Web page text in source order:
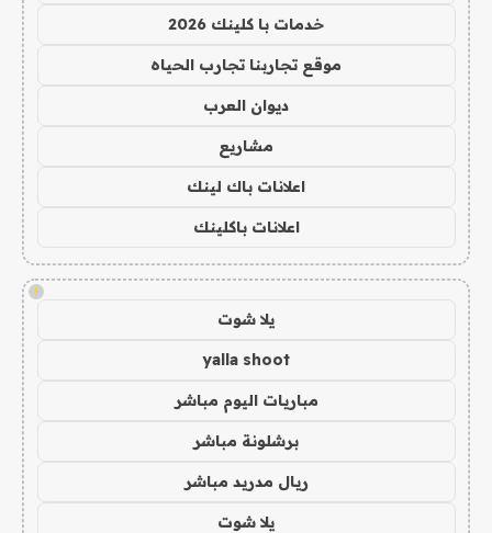
خدمات با كلينك 2026
موقع تجاربنا تجارب الحياه
ديوان العرب
مشاريع
اعلانات باك لينك
اعلانات باكلينك
!
يلا شوت
yalla shoot
مباريات اليوم مباشر
برشلونة مباشر
ريال مدريد مباشر
يلا شوت